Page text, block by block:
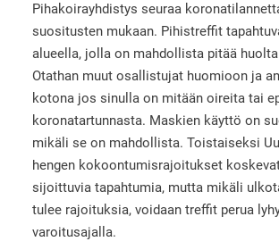
Pihakoirayhdistys seuraa
suositusten mukaan. Pihistreffit
alueella, jolla on mahdollista pitää
Otathan muut osallistujat huomioon ja
kotona jos sinulla on mitään oireita tai
koronatartunnasta. Maskien käyttö on
mikäli se on mahdollista. Toistaiseksi
hengen kokoontumisrajoitukset
sijoittuvia tapahtumia, mutta mikäli
tulee rajoituksia, voidaan treffit perua
varoitusajalla.